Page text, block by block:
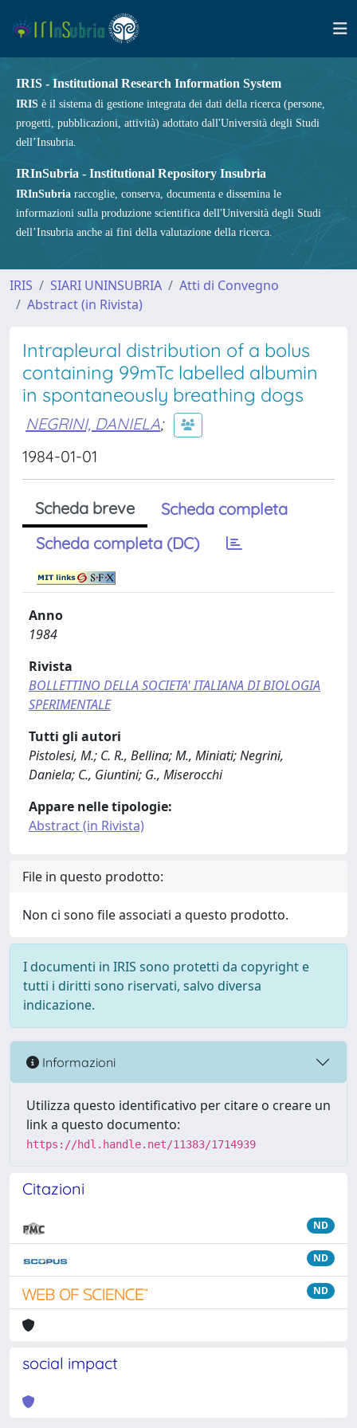
IRIS - Institutional Research Information System
IRIS è il sistema di gestione integrata dei dati della ricerca (persone,
progetti, pubblicazioni, attività) adottato dall'Università degli Studi
dell’Insubria.
IRInSubria - Institutional Repository Insubria
IRInSubria raccoglie, conserva, documenta e dissemina le
informazioni sulla produzione scientifica dell'Università degli Studi
dell’Insubria anche ai fini della valutazione della ricerca.
IRIS SIARI UNINSUBRIA
Atti di Convegno
Abstract (in Rivista)
Intrapleural distribution of a bolus
containing 99mTc labelled albumin
in spontaneously breathing dogs
NEGRINI, DANIELA;
1984-01-01
Scheda breve
Scheda completa
Scheda completa (DC)
Anno
1984
Rivista
BOLLETTINO DELLA SOCIETA' ITALIANA DI BIOLOGIA
SPERIMENTALE
Tutti gli autori
Pistolesi, M.; C. R., Bellina; M., Miniati; Negrini,
Daniela; C., Giuntini; G., Miserocchi
Appare nelle tipologie:
Abstract (in Rivista)
File in questo prodotto:
Non ci sono file associati a questo prodotto.
I documenti in IRIS sono protetti da copyright e
tutti i diritti sono riservati, salvo diversa
indicazione.
Informazioni
Utilizza questo identificativo per citare o creare un
link a questo documento:
https://hdl.handle.net/11383/1714939
Citazioni
ND
ND
ND
social impact